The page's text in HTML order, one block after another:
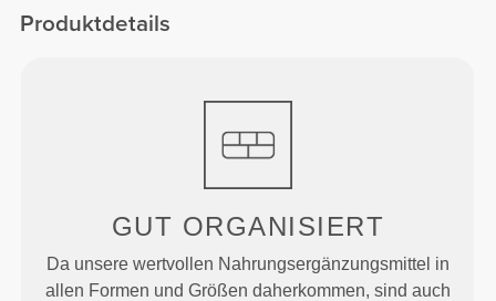
Produktdetails
GUT ORGANISIERT
Da unsere wertvollen Nahrungsergänzungsmittel in
allen Formen und Größen daherkommen, sind auch